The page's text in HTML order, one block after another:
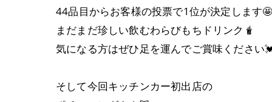
44品目からお客様の投票で1位が決定します
まだまだ珍しい飲むわらびもちドリンク🧋
気になる方はぜひ足を運んでご賞味ください
そして今回キッチンカー初出店の